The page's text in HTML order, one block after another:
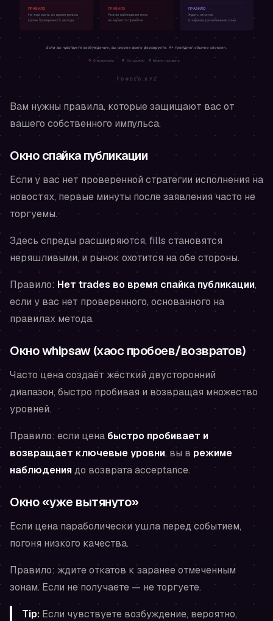
Вам нужны правила, которые защищают вас от
вашего собственного импульса.
Окно спайка публикации
Если у вас нет проверенной стратегии исполнения на
новостях, первые минуты после заявления часто не
торгуемы.
Здесь спреды расширяются, fills становятся
неряшливыми, и рынок охотится на обе стороны.
Правило: Нет trades во время спайка публикации,
если у вас нет проверенного, основанного на
правилах метода.
Окно whipsaw (хаос пробоев/возвратов)
Часто цена создаёт жёсткий двусторонний
диапазон, быстро пробивая и возвращая множество
уровней.
Правило: если цена быстро пробивает и
возвращает ключевые уровни, вы в режиме
наблюдениядо возврата acceptance.
Окно «уже вытянуто»
Если цена параболически ушла перед событием,
погоня низкого качества.
Правило: ждите откатов к заранее отмеченным
зонам. Если не получаете — не торгуете.
Tip: Если чувствуете возбуждение, вероятно,